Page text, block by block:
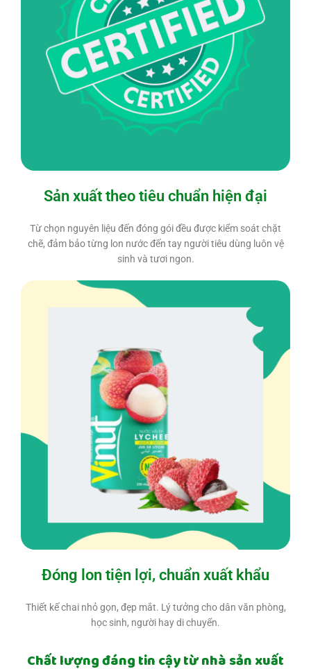
Sản xuất theo tiêu chuẩn hiện đại
Từ chọn nguyên liệu đến đóng gói đều được kiểm soát chặt
chẽ, đảm bảo từng lon nước đến tay người tiêu dùng luôn vệ
sinh và tươi ngon.
Đóng lon tiện lợi, chuẩn xuất khẩu
Thiết kế chai nhỏ gọn, đẹp mắt. Lý tưởng cho dân văn phòng,
học sinh, người hay di chuyển.
Chất lượng đáng tin cậy từ nhà sản xuất